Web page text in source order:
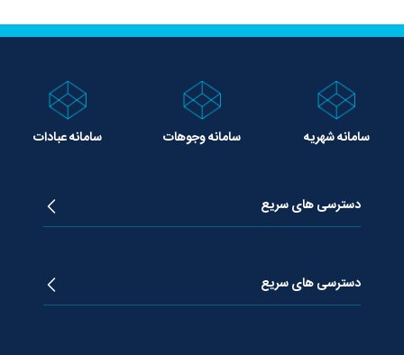
سامانه شهریه سامانه وجوهات سامانه عبادات
دسترسی های سریع
دسترسی های سریع